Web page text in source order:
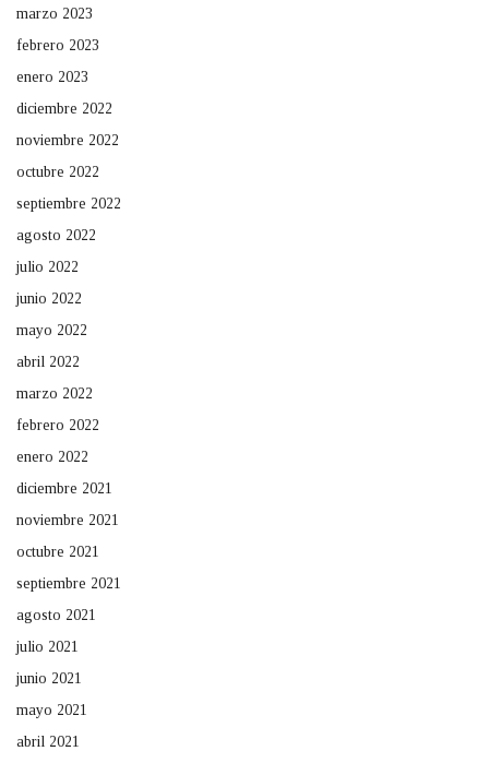
marzo 2023
febrero 2023
enero 2023
diciembre 2022
noviembre 2022
octubre 2022
septiembre 2022
agosto 2022
julio 2022
junio 2022
mayo 2022
abril 2022
marzo 2022
febrero 2022
enero 2022
diciembre 2021
noviembre 2021
octubre 2021
septiembre 2021
agosto 2021
julio 2021
junio 2021
mayo 2021
abril 2021